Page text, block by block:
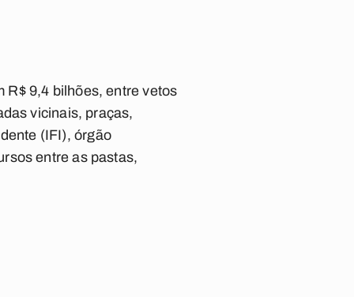
R$ 9,4 bilhões, entre vetos
vicinais, praças,
(IFI), órgão
entre as pastas,